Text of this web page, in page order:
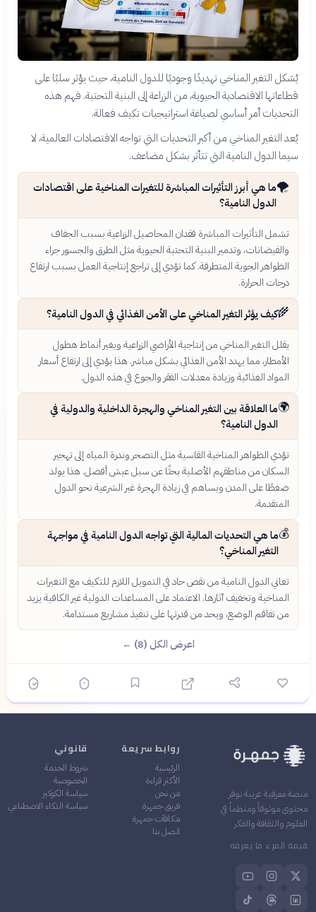
يُشكل التغير المناخي تهديدًا وجوديًا للدول النامية، حيث يؤثر سلبًا على
قطاعاتها الاقتصادية الحيوية، من الزراعة إلى البنية التحتية. فهم هذه
التحديات أمر أساسي لصياغة استراتيجيات تكيف فعالة.
يُعد التغير المناخي من أكبر التحديات التي تواجه الاقتصادات العالمية، لا
سيما الدول النامية التي تتأثر بشكل مضاعف.
🌪️ما هي أبرز التأثيرات المباشرة للتغيرات المناخية على اقتصادات
الدول النامية؟
تشمل التأثيرات المباشرة فقدان المحاصيل الزراعية بسبب الجفاف
والفيضانات، وتدمير البنية التحتية الحيوية مثل الطرق والجسور جراء
الظواهر الجوية المتطرفة. كما تؤدي إلى تراجع إنتاجية العمل بسبب ارتفاع
درجات الحرارة.
🌾كيف يؤثر التغير المناخي على الأمن الغذائي في الدول النامية؟
يقلل التغير المناخي من إنتاجية الأراضي الزراعية ويغير أنماط هطول
الأمطار، مما يهدد الأمن الغذائي بشكل مباشر. هذا يؤدي إلى ارتفاع أسعار
المواد الغذائية وزيادة معدلات الفقر والجوع في هذه الدول.
🌍ما العلاقة بين التغير المناخي والهجرة الداخلية والدولية في
الدول النامية؟
تؤدي الظواهر المناخية القاسية مثل التصحر وندرة المياه إلى تهجير
السكان من مناطقهم الأصلية بحثًا عن سبل عيش أفضل. هذا يولد
ضغطًا على المدن ويساهم في زيادة الهجرة غير الشرعية نحو الدول
المتقدمة.
💰ما هي التحديات المالية التي تواجه الدول النامية في مواجهة
التغير المناخي؟
تعاني الدول النامية من نقص حاد في التمويل اللازم للتكيف مع التغيرات
المناخية وتخفيف آثارها. الاعتماد على المساعدات الدولية غير الكافية يزيد
من تفاقم الوضع، ويحد من قدرتها على تنفيذ مشاريع مستدامة.
اعرض الكل (8) ←
منصة معرفية عربية توفر
محتوى موثوقاً ومنظماً في
العلوم والثقافة والفكر
قيمة المرء ما يعرفه
روابط سريعة
الرئيسية
الأكثر قراءة
من نحن
فريق جمهرة
مكافآت جمهرة
اتصل بنا
قانوني
شروط الخدمة
الخصوصية
سياسة الكوكيز
سياسة الذكاء الاصطناعي